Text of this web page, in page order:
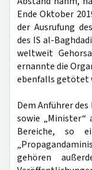
Ende Oktober
der Ausrufung
des IS al-
weltweit
ernannte die
ebenfalls getötet
Dem Anführer
sowie „Minister“
Bereiche, so
gehören